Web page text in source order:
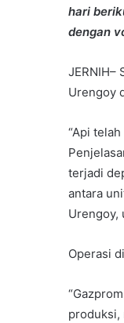
hari
dengan
JERNIH–
Urengoy
“Api
terjadi
antara
Urengoy,
Operasi
produksi,